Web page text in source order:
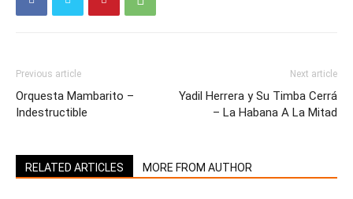
Previous article
Orquesta Mambarito –
Indestructible
Next article
Yadil Herrera y Su Timba Cerrá
– La Habana A La Mitad
RELATED ARTICLES MORE FROM AUTHOR